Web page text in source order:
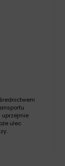
uprzejmie
ulec